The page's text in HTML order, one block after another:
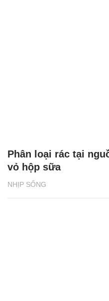
NHỊP SỐNG
Phân loại rác tại
vỏ hộp sữa